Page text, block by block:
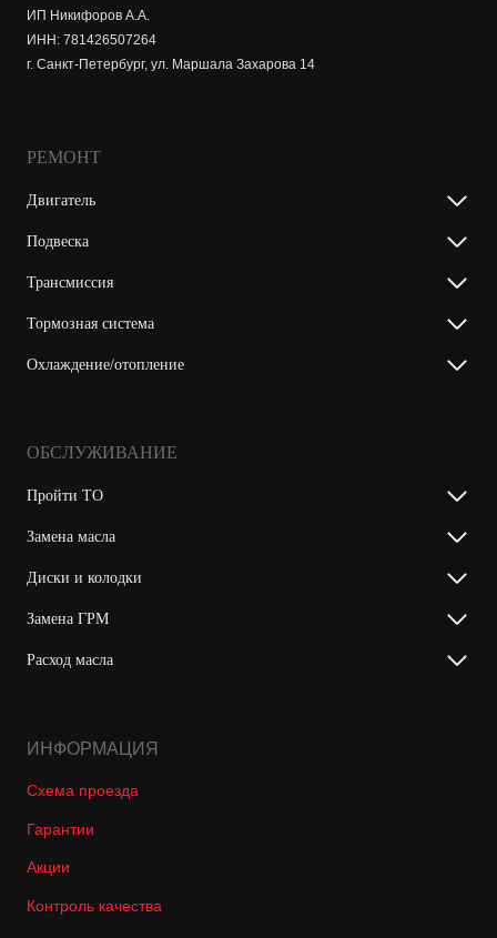
ИП Никифоров А.А.
ИНН: 781426507264
г. Санкт-Петербург, ул. Маршала Захарова 14
РЕМОНТ
Двигатель
Подвеска
Трансмиссия
Тормозная система
Охлаждение/отопление
ОБСЛУЖИВАНИЕ
Пройти ТО
Замена масла
Диски и колодки
Замена ГРМ
Расход масла
ИНФОРМАЦИЯ
Схема проезда
Гарантии
Акции
Контроль качества